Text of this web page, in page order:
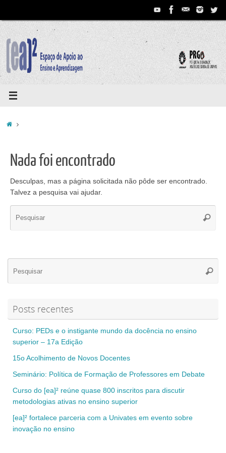
conteúdo
Home
Nada foi encontrado
Desculpas, mas a página solicitada não pôde ser encontrado.
Talvez a pesquisa vai ajudar.
Posts recentes
Curso: PEDs e o instigante mundo da docência no ensino
superior – 17a Edição
15o Acolhimento de Novos Docentes
Seminário: Política de Formação de Professores em Debate
Curso do [ea]² reúne quase 800 inscritos para discutir
metodologias ativas no ensino superior
[ea]² fortalece parceria com a Univates em evento sobre
inovação no ensino